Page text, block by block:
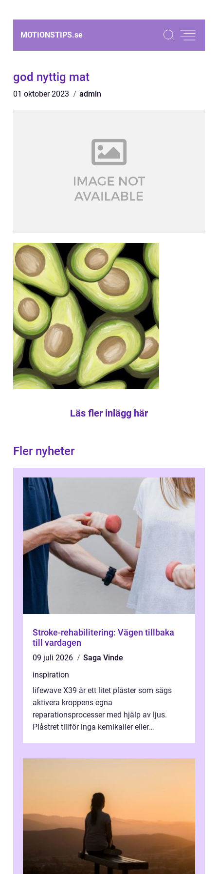
MOTIONSTIPS.se
god nyttig mat
01 oktober 2023 admin
Läs fler inlägg här
Fler nyheter
Stroke-rehabilitering: Vägen tillbaka
till vardagen
09 juli 2026
Saga Vinde
inspiration
lifewave X39 är ett litet plåster som sägs
aktivera kroppens egna
reparationsprocesser med hjälp av ljus.
Plåstret tillför inga kemikalier eller